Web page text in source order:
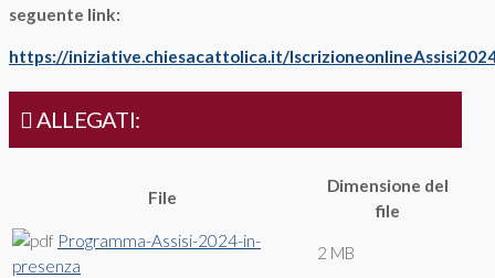
seguente link:
https://iniziative.chiesacattolica.it/
ALLEGATI:
File
Dimensione del
file
Programma-Assisi-2024-in-
presenza
2 MB